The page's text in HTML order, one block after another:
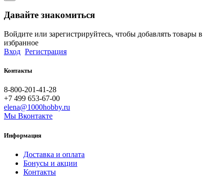
Давайте знакомиться
Войдите или зарегистрируйтесь, чтобы добавлять товары в
избранное
Вход Регистрация
Контакты
8-800-201-41-28
+7 499 653-67-00
elena@1000hobby.ru
Мы Вконтакте
Информация
Доставка и оплата
Бонусы и акции
Контакты